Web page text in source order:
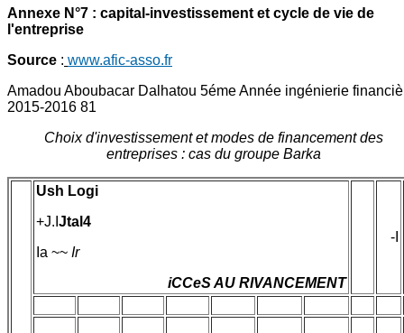
Annexe N°7 : capital-investissement et cycle de vie de
l'entreprise
Source : www.afic-asso.fr
Amadou Aboubacar Dalhatou 5éme Année ingénierie
2015-2016 81
Choix d'investissement et modes de financement des
entreprises : cas du groupe Barka
Ush Logi
+J.I Jtal4
Ia ~~ Ir
iCCeS AU RIVANCEMENT
-I